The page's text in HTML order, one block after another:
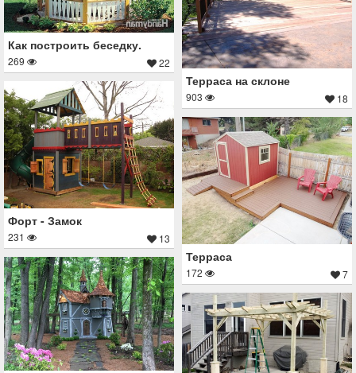
Как построить беседку.
269 22
Терраса на склоне
903 18
Форт - Замок
231 13
Терраса
172 7